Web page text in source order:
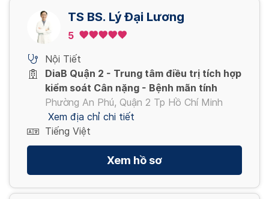
TS BS. Lý Đại Lương
5
Nội Tiết
DiaB Quận 2 - Trung tâm điều trị tích hợp
kiểm soát Cân nặng - Bệnh mãn tính
Phường An Phú, Quận 2 Tp Hồ Chí Minh
Xem địa chỉ chi tiết
Tiếng Việt
Xem hồ sơ